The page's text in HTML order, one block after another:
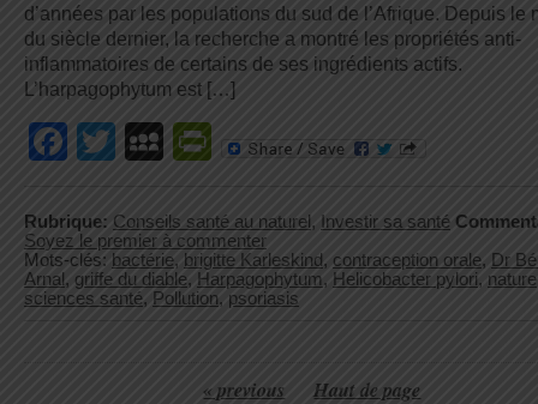
d’années par les populations du sud de l’Afrique. Depuis le
du siècle dernier, la recherche a montré les propriétés anti-
inflammatoires de certains de ses ingrédients actifs.
L’harpagophytum est […]
Facebook
TwitterMySpace
PrintFriendly
Rubrique: Conseils santé au naturel , Investir sa santé
Soyez le premier à commenter
Mots-clés: bactérie, brigitte Karleskind, contraception orale, Dr
Arnal , griffe du diable, Harpagophytum, Helicobacter pylori, nature
sciences santé, Pollution, psoriasis
« previous Haut de page